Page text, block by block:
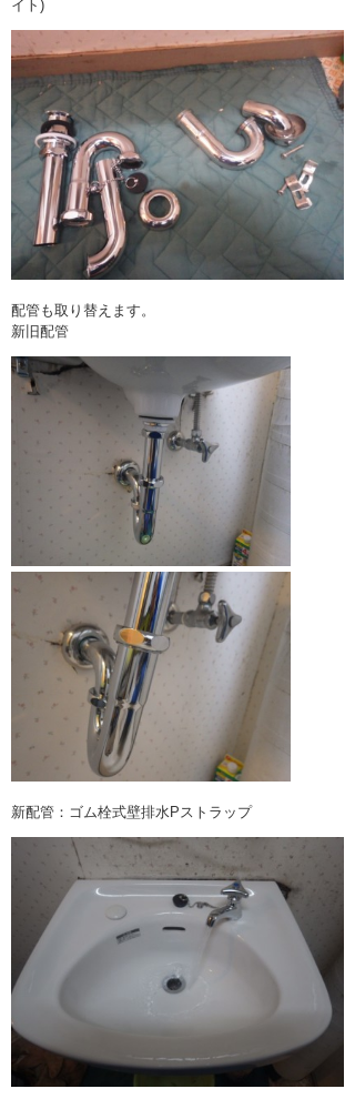
イト)
配管も取り替えます。
新旧配管
新配管：ゴム栓式壁排水Pストラップ